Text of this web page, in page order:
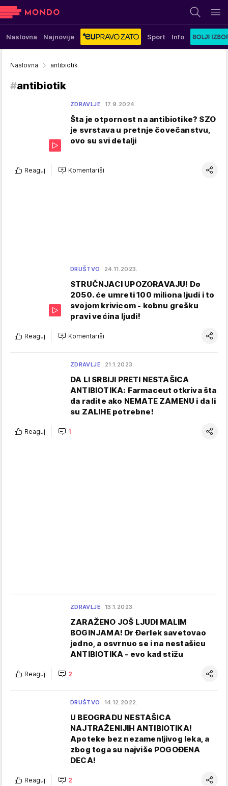
Naslovna Najnovije Sport Info
Naslovna antibiotik
#antibiotik
ZDRAVLJE 17.9.2024.
Šta je otpornost na antibiotike? SZO
je svrstava u pretnje čovečanstvu,
ovo su svi detalji
Reaguj Komentariši
DRUŠTVO 24.11.2023.
STRUČNJACI UPOZORAVAJU! Do
2050. će umreti 100 miliona ljudi i to
svojom krivicom - kobnu grešku
pravi većina ljudi!
Reaguj Komentariši
ZDRAVLJE 21.1.2023.
DA LI SRBIJI PRETI NESTAŠICA
ANTIBIOTIKA: Farmaceut otkriva šta
da radite ako NEMATE ZAMENU i da li
su ZALIHE potrebne!
Reaguj 1
ZDRAVLJE 13.1.2023.
ZARAŽENO JOŠ LJUDI MALIM
BOGINJAMA! Dr Đerlek savetovao
jedno, a osvrnuo se i na nestašicu
ANTIBIOTIKA - evo kad stižu
Reaguj 2
DRUŠTVO 14.12.2022.
U BEOGRADU NESTAŠICA
NAJTRAŽENIJIH ANTIBIOTIKA!
Apoteke bez nezamenljivog leka, a
zbog toga su najviše POGOĐENA
DECA!
Reaguj 2